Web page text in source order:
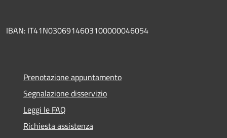
IBAN: IT41N0306914603100000046054
Prenotazione appuntamento
Segnalazione disservizio
Leggi le FAQ
Richiesta assistenza